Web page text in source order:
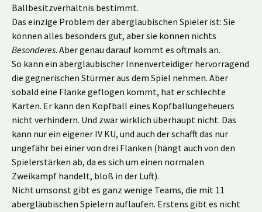
Ballbesitzverhältnis bestimmt.
Das einzige Problem der abergläubischen Spieler ist: Sie
können alles besonders gut, aber sie können nichts
Besonderes. Aber genau darauf kommt es oftmals an.
So kann ein abergläubischer Innenverteidiger hervorragend
die gegnerischen Stürmer aus dem Spiel nehmen. Aber
sobald eine Flanke geflogen kommt, hat er schlechte
Karten. Er kann den Kopfball eines Kopfballungeheuers
nicht verhindern. Und zwar wirklich überhaupt nicht. Das
kann nur ein eigener IV KU, und auch der schafft das nur
ungefähr bei einer von drei Flanken (hängt auch von den
Spielerstärken ab, da es sich um einen normalen
Zweikampf handelt, bloß in der Luft).
Nicht umsonst gibt es ganz wenige Teams, die mit 11
abergläubischen Spielern auflaufen. Erstens gibt es nicht